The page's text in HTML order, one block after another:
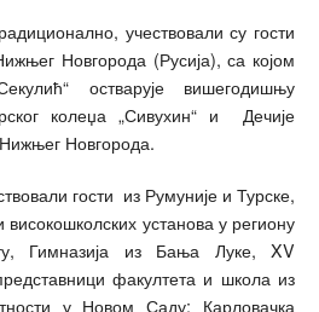
учествовали су гости
Новгорода (Русија), са којом
остварује вишегодишњу
колеџа „Сивухин“ и Дечије
Новгорода.
гости из Румуније и Турске,
високошколских установа у региону
Гимназија из Бања Луке, XV
факултета и школа из
у Новом Саду; Карловачка